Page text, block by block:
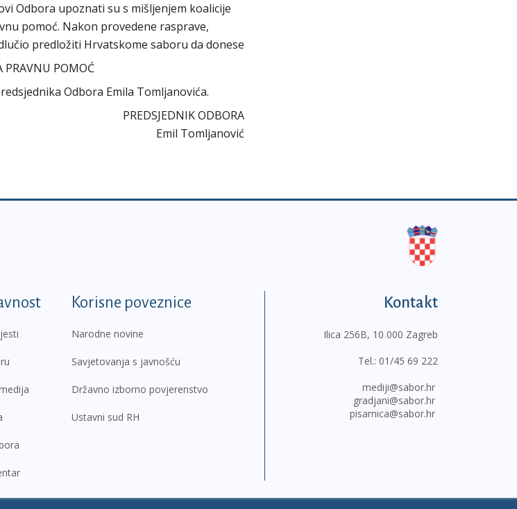
Odbora upoznati su s mišljenjem koalicije
pomoć. Nakon provedene rasprave,
predložiti Hrvatskome saboru da donese
PRAVNU POMOĆ
Odbora Emila Tomljanovića.
PREDSJEDNIK ODBORA
Emil Tomljanović
Korisne poveznice
Narodne novine
Savjetovanja s javnošću
Državno izborno povjerenstvo
Ustavni sud RH
Kontakt
Ilica 256B, 10 000 Zagreb
Tel.: 01/45 69 222
mediji@sabor.hr
gradjani@sabor.hr
pisarnica@sabor.hr